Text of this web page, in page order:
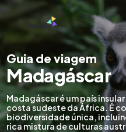
Guia de viagem
Madagáscar
Madagáscar é um país
costa sudeste da África. É
biodiversidade única,
rica mistura de culturas